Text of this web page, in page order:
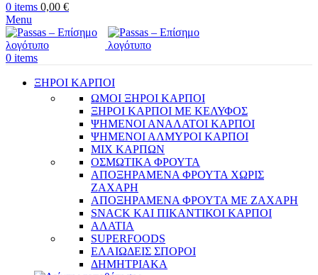
0 items 0,00 €
Menu
0 items
ΞΗΡΟΙ ΚΑΡΠΟΙ
ΩΜΟΙ ΞΗΡΟΙ ΚΑΡΠΟΙ
ΞΗΡΟΙ ΚΑΡΠΟΙ ΜΕ ΚΕΛΥΦΟΣ
ΨΗΜΕΝΟΙ ΑΝΑΛΑΤΟΙ ΚΑΡΠΟΙ
ΨΗΜΕΝΟΙ ΑΛΜΥΡΟΙ ΚΑΡΠΟΙ
MIX ΚΑΡΠΩΝ
ΟΣΜΩΤΙΚΑ ΦΡΟΥΤΑ
ΑΠΟΞΗΡΑΜΕΝΑ ΦΡΟΥΤΑ ΧΩΡΙΣ
ΖΑΧΑΡΗ
ΑΠΟΞΗΡΑΜΕΝΑ ΦΡΟΥΤΑ ΜΕ ΖΑΧΑΡΗ
SNACK ΚΑΙ ΠΙΚΑΝΤΙΚΟΙ ΚΑΡΠΟΙ
ΑΛΑΤΙΑ
SUPERFOODS
ΕΛΑΙΩΔΕΙΣ ΣΠΟΡΟΙ
ΔΗΜΗΤΡΙΑΚΑ